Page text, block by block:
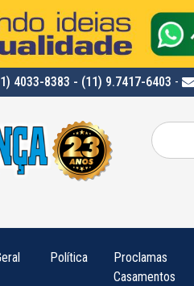
4033-8383 - (11) 9.7417-6403 -
Pesquisar
por:
Política
Proclamas
Casamentos